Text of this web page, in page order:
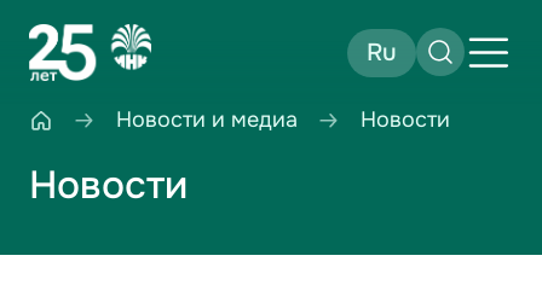
Ru
Новости и медиа Новости
Новости